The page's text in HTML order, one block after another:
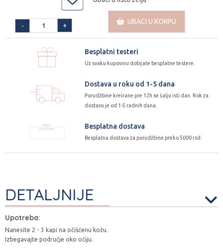
+
-
UBACI U KORPU
Besplatni testeri
Uz svaku kupovinu dobijate besplatne testere.
Dostava u roku od 1-5 dana
Porudžbine kreirane pre 12h se šalju isti dan. Rok za
dostavu je od 1-5 radnih dana.
Besplatna dostava
Besplatna dostava za porudžbine preko 5000 rsd.
DETALJNIJE
Upotreba:
Nanesite 2 - 3 kapi na očišćenu kožu.
Izbegavajte područje oko očiju.